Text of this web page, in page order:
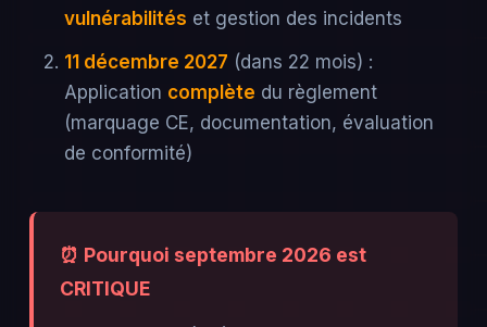
vulnérabilités et gestion des incidents
11 décembre 2027 (dans 22 mois) :
Application complète du règlement
(marquage CE, documentation, évaluation
de conformité)
⏰ Pourquoi septembre 2026 est
CRITIQUE